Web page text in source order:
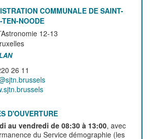
COMMUNALE DE SAINT-
TEN-NOODE
12-13
26 11
D'OUVERTURE
au vendredi de 08:30 à 13:00, avec
du Service démographie (les